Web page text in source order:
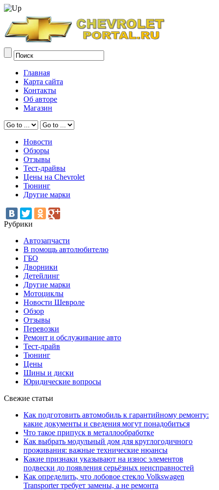
Главная
Карта сайта
Контакты
Об авторе
Магазин
Новости
Обзоры
Отзывы
Тест-драйвы
Цены на Chevrolet
Тюнинг
Другие марки
Рубрики
Автозапчасти
В помощь автолюбителю
ГБО
Дворники
Детейлинг
Другие марки
Мотоциклы
Новости Шевроле
Обзор
Отзывы
Перевозки
Ремонт и обслуживание авто
Тест-драйв
Тюнинг
Цены
Шины и диски
Юридические вопросы
Свежие статьи
Как подготовить автомобиль к гарантийному ремонту:
какие документы и сведения могут понадобиться
Что такое припуск в металлообработке
Как выбрать модульный дом для круглогодичного
проживания: важные технические нюансы
Какие признаки указывают на износ элементов
подвески до появления серьёзных неисправностей
Как определить, что лобовое стекло Volkswagen
Transporter требует замены, а не ремонта